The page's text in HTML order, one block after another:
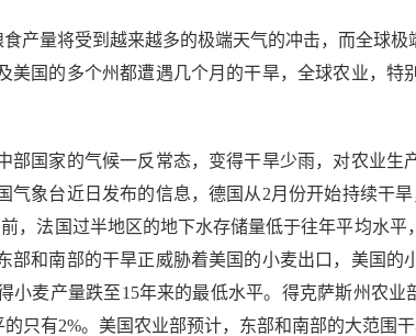
产量将受到越来越多的极端天气的冲击，而全球
美国的多个州都遭遇几个月的干旱，全球农业，
国家的气候一反常态，变得干旱少雨，对农业生
象台近日发布的信息，德国从2月份开始持续干
，法国过半地区的地下水存储量低于往年平均水
部和南部的干旱正威胁着美国的小麦出口，美国
麦产量跌至15年来的最低水平。得克萨斯州农业
只有2%。美国农业部预计，东部和南部的大范围